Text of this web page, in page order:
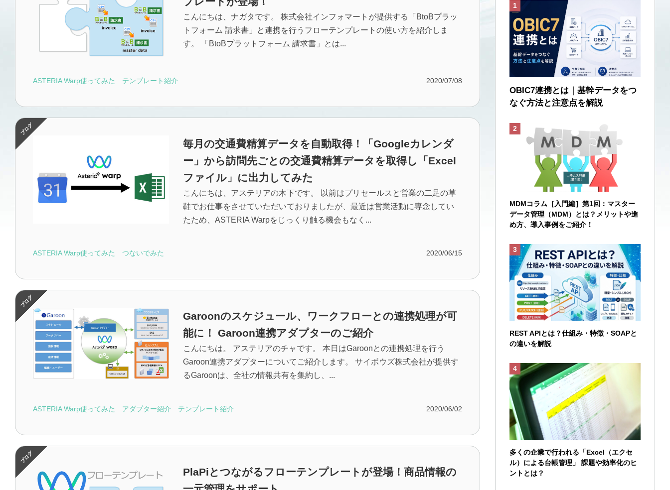
こんにちは、ナガタです。 株式会社インフォマートが提供する「BtoBプラッ
トフォーム 請求書」と連携を行うフローテンプレートの使い方を紹介しま
す。 「BtoBプラットフォーム 請求書」とは...
ASTERIA Warp使ってみた テンプレート紹介 2020/07/08
毎月の交通費精算データを自動取得！「Googleカレンダ
ー」から訪問先ごとの交通費精算データを取得し「Excel
ファイル」に出力してみた
こんにちは、アステリアの木下です。 以前はプリセールスと営業の二足の草
鞋でお仕事をさせていただいておりましたが、最近は営業活動に専念してい
たため、ASTERIA Warpをじっくり触る機会もなく...
ASTERIA Warp使ってみた つないでみた 2020/06/15
Garoonのスケジュール、ワークフローとの連携処理が可
能に！ Garoon連携アダプターのご紹介
こんにちは。 アステリアのチャです。 本日はGaroonとの連携処理を行う
Garoon連携アダプターについてご紹介します。 サイボウズ株式会社が提供す
るGaroonは、全社の情報共有を集約し、...
ASTERIA Warp使ってみた アダプター紹介 テンプレート紹介 2020/06/02
PlaPiとつながるフローテンプレートが登場！商品情報の
OBIC7連携とは｜基幹データをつ
なぐ方法と注意点を解説
MDMコラム［入門編］第1回：マスター
データ管理（MDM）とは？メリットや進
め方、導入事例をご紹介！
REST APIとは？仕組み・特徴・SOAPと
の違いを解説
多くの企業で行われる「Excel（エクセ
ル）による台帳管理」 課題や効率化のヒ
ントとは？